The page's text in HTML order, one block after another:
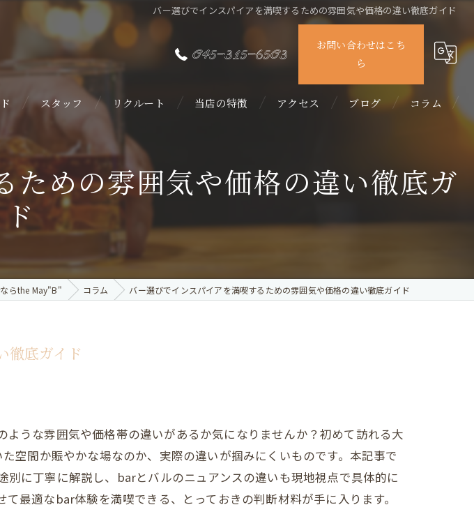
バー選びでインスパイアを満喫するための雰囲気や価格の違い徹底ガイド
045-315-6503
お問い合わせはこち
ら
スタッフ リクルート 当店の特徴
ダーツ
飲み放題
アクセス ブログ コラム
ための雰囲気や価格の違い徹底ガ
らthe May"B" コラム バー選びでインスパイアを満喫するための雰囲気や価格の違い徹底ガイド
徹底ガイド
うな雰囲気や価格帯の違いがあるか気になりませんか？初めて訪れる大
空間か賑やかな場なのか、実際の違いが掴みにくいものです。本記事で
に丁寧に解説し、barとバルのニュアンスの違いも現地視点で具体的に
最適なbar体験を満喫できる、とっておきの判断材料が手に入ります。